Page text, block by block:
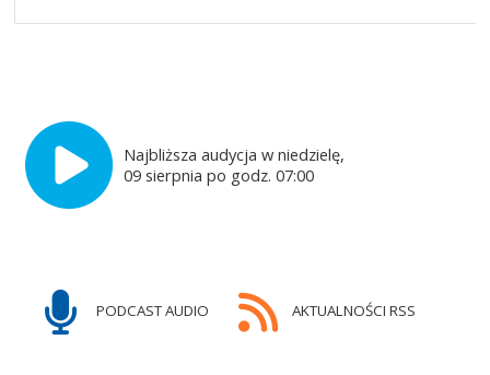
Najbliższa audycja w niedzielę,
09 sierpnia po godz. 07:00
PODCAST AUDIO AKTUALNOŚCI RSS